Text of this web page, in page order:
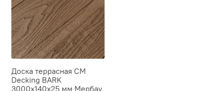
Доска террасная CM
Decking BARK
3000х140х25 мм Мербау